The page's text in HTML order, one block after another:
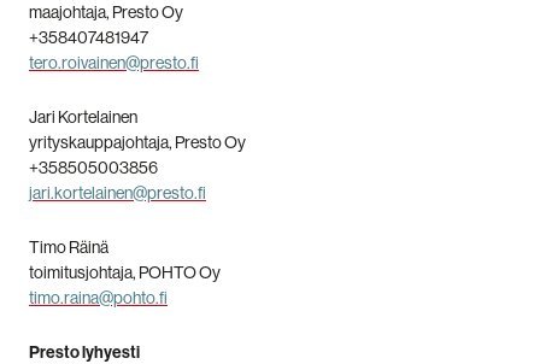
maajohtaja, Presto Oy
+358407481947
tero.roivainen@presto.fi
Jari Kortelainen
yrityskauppajohtaja, Presto Oy
+358505003856
jari.kortelainen@presto.fi
Timo Räinä
toimitusjohtaja, POHTO Oy
timo.raina@pohto.fi
Presto lyhyesti